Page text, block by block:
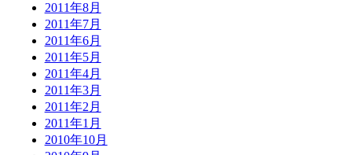
2011年8月
2011年7月
2011年6月
2011年5月
2011年4月
2011年3月
2011年2月
2011年1月
2010年10月